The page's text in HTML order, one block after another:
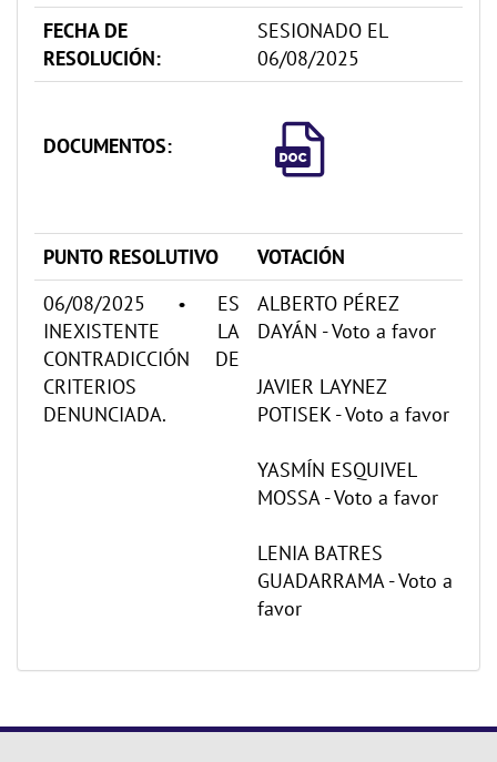
FECHA DE
RESOLUCIÓN:
SESIONADO EL
06/08/2025
DOCUMENTOS:
PUNTO RESOLUTIVO
VOTACIÓN
06/08/2025 • ES
INEXISTENTE LA
CONTRADICCIÓN DE
CRITERIOS
DENUNCIADA.
ALBERTO PÉREZ
DAYÁN - Voto a favor
JAVIER LAYNEZ
POTISEK - Voto a favor
YASMÍN ESQUIVEL
MOSSA - Voto a favor
LENIA BATRES
GUADARRAMA - Voto a
favor